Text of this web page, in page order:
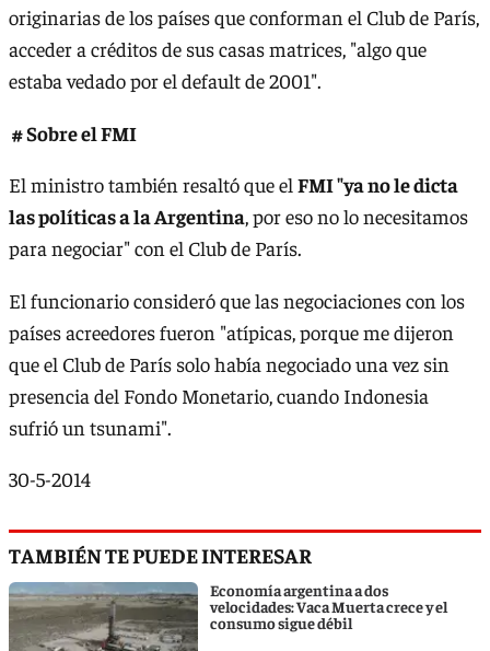
originarias de los países que conforman el Club de París,
acceder a créditos de sus casas matrices, "algo que
estaba vedado por el default de 2001".
# Sobre el FMI
El ministro también resaltó que el FMI "ya no le dicta
las políticas a la Argentina, por eso no lo necesitamos
para negociar" con el Club de París.
El funcionario consideró que las negociaciones con los
países acreedores fueron "atípicas, porque me dijeron
que el Club de París solo había negociado una vez sin
presencia del Fondo Monetario, cuando Indonesia
sufrió un tsunami".
30-5-2014
TAMBIÉN TE PUEDE INTERESAR
Economía argentina a dos
velocidades: Vaca Muerta crece y el
consumo sigue débil